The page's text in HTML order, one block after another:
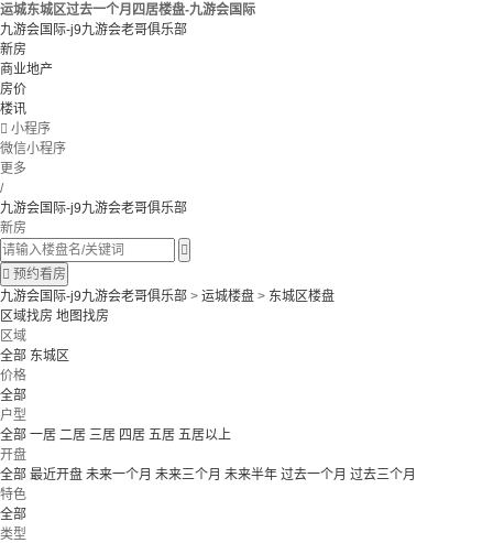
运城东城区过去一个月四居楼盘-九游会国际
九游会国际-j9九游会老哥俱乐部
新房
商业地产
房价
楼讯
 小程序
微信小程序
更多
/
九游会国际-j9九游会老哥俱乐部
新房

 预约看房
九游会国际-j9九游会老哥俱乐部 > 运城楼盘 > 东城区楼盘
区域找房 地图找房
区域
全部 东城区
价格
全部
户型
全部 一居 二居 三居 四居 五居 五居以上
开盘
全部 最近开盘 未来一个月 未来三个月 未来半年 过去一个月 过去三个月
特色
全部
类型